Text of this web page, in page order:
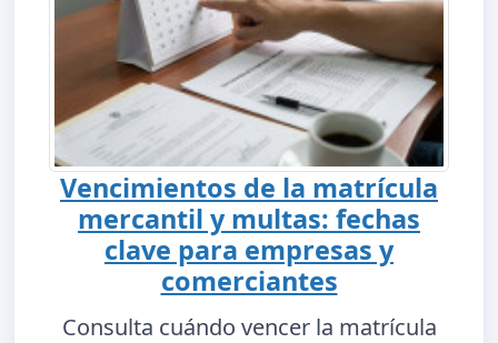
Vencimientos de la matrícula
mercantil y multas: fechas
clave para empresas y
comerciantes
Consulta cuándo vencer la matrícula